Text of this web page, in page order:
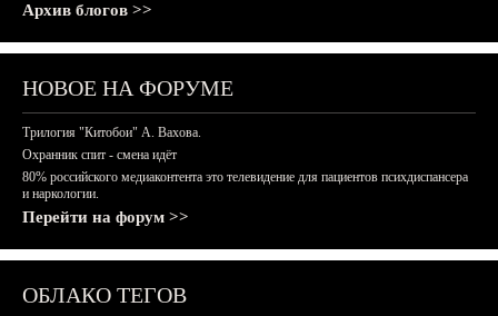
Архив блогов >>
НОВОЕ НА ФОРУМЕ
Трилогия "Китобои" А. Вахова.
Охранник спит - смена идёт
80% российского медиаконтента это телевидение для пациентов психдиспансера
и наркологии.
Перейти на форум >>
ОБЛАКО ТЕГОВ